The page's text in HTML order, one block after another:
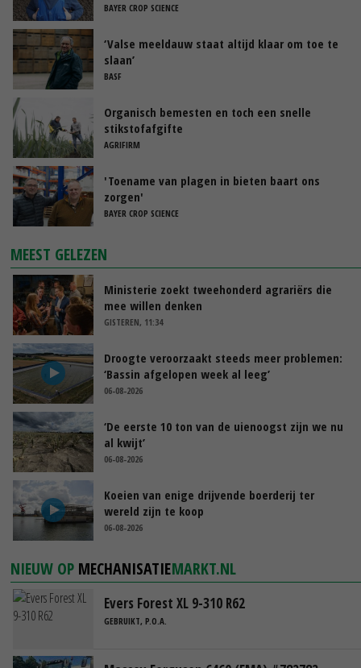
BAYER CROP SCIENCE
‘Valse meeldauw staat altijd klaar om toe te
slaan’
BASF
Organisch bemesten en toch een snelle
stikstofafgifte
AGRIFIRM
'Toename van plagen in bieten baart ons
zorgen'
BAYER CROP SCIENCE
MEEST GELEZEN
Ministerie zoekt tweehonderd agrariërs die
mee willen denken
GISTEREN, 11:34
Droogte veroorzaakt steeds meer problemen:
‘Bassin afgelopen week al leeg’
06-08-2026
‘De eerste 10 ton van de uienoogst zijn we nu
al kwijt’
06-08-2026
Koeien van enige drijvende boerderij ter
wereld zijn te koop
06-08-2026
NIEUW OP MECHANISATIEMARKT.NL
Evers Forest XL 9-310 R62
GEBRUIKT, P.O.A.